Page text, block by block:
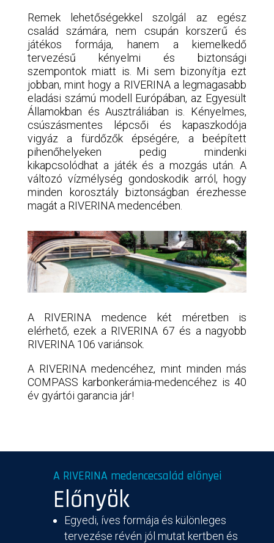
Remek lehetőségekkel szolgál az egész
család számára, nem csupán korszerű és
játékos formája, hanem a kiemelkedő
tervezésű kényelmi és biztonsági
szempontok miatt is. Mi sem bizonyítja ezt
jobban, mint hogy a RIVERINA a legmagasabb
eladási számú modell Európában, az Egyesült
Államokban és Ausztráliában is. Kényelmes,
csúszásmentes lépcsői és kapaszkodója
vigyáz a fürdőzők épségére, a beépített
pihenőhelyeken pedig mindenki
kikapcsolódhat a játék és a mozgás után. A
változó vízmélység gondoskodik arról, hogy
minden korosztály biztonságban érezhesse
magát a RIVERINA medencében.
A RIVERINA medence két méretben is
elérhető, ezek a RIVERINA 67 és a nagyobb
RIVERINA 106 variánsok.
A RIVERINA medencéhez, mint minden más
COMPASS karbonkerámia-medencéhez is 40
év gyártói garancia jár!
A RIVERINA medencecsalád előnyei
Előnyök
Egyedi, íves formája és különleges
tervezése révén jól mutat kertben és